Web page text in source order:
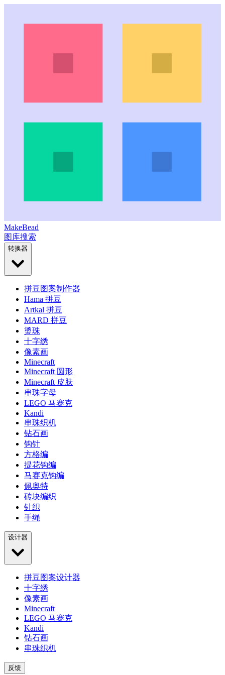
MakeBead
图库搜索
转换器
拼豆图案制作器
Hama 拼豆
Artkal 拼豆
MARD 拼豆
烫珠
十字绣
像素画
Minecraft
Minecraft 圆形
Minecraft 皮肤
串珠字母
LEGO 马赛克
Kandi
串珠织机
钻石画
钩针
方格编
提花钩编
马赛克钩编
佩奥特
砖块编织
针织
手绳
设计器
拼豆图案设计器
十字绣
像素画
Minecraft
LEGO 马赛克
Kandi
钻石画
串珠织机
反馈